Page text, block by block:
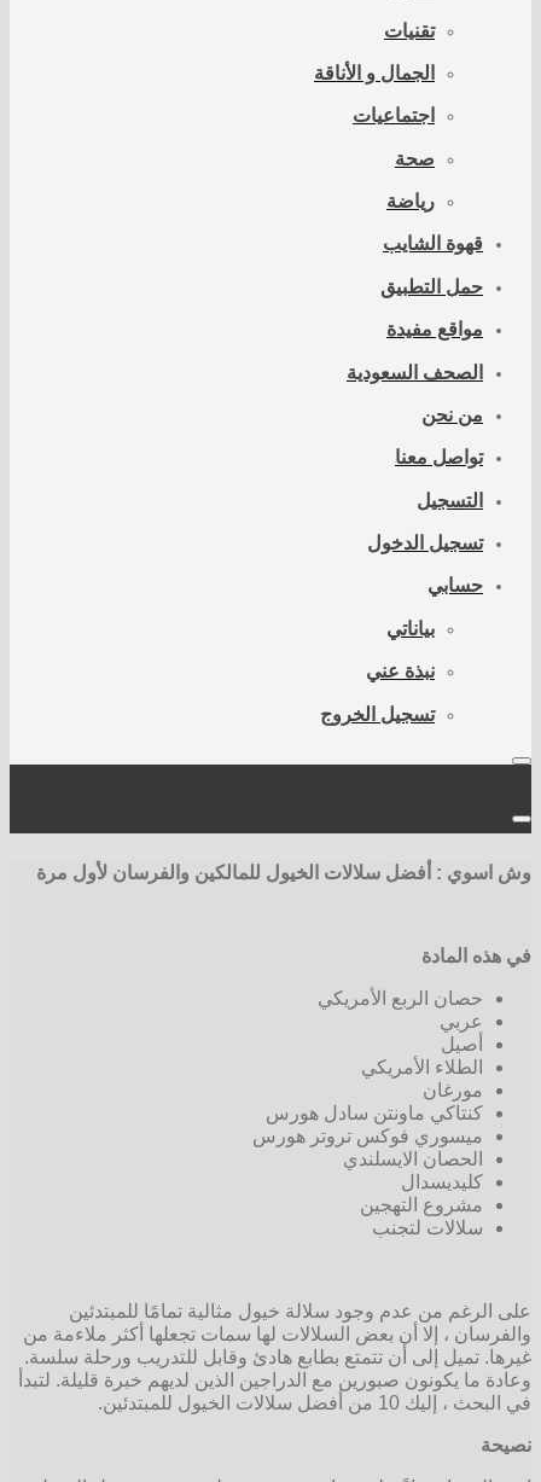
تقنيات
الجمال و الأناقة
اجتماعيات
صحة
رياضة
قهوة الشايب
حمل التطبيق
مواقع مفيدة
الصحف السعودية
من نحن
تواصل معنا
التسجيل
تسجيل الدخول
حسابي
بياناتي
نبذة عني
تسجيل الخروج
وش اسوي : أفضل سلالات الخيول للمالكين والفرسان لأول مرة
في هذه المادة
حصان الربع الأمريكي
عربي
أصيل
الطلاء الأمريكي
مورغان
كنتاكي ماونتن سادل هورس
ميسوري فوكس تروتر هورس
الحصان الايسلندي
كليديسدال
مشروع التهجين
سلالات لتجنب
على الرغم من عدم وجود سلالة خيول مثالية تمامًا للمبتدئين
والفرسان ، إلا أن بعض السلالات لها سمات تجعلها أكثر ملاءمة من
غيرها. تميل إلى أن تتمتع بطابع هادئ وقابل للتدريب ورحلة سلسة.
وعادة ما يكونون صبورين مع الدراجين الذين لديهم خبرة قليلة. لتبدأ
في البحث ، إليك 10 من أفضل سلالات الخيول للمبتدئين.
نصيحة